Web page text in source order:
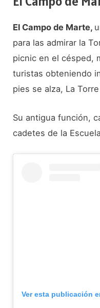
El Campo de Marte,
para las admirar la
picnic en el césped,
turistas obteniendo
pies se alza, La
Su antigua función,
cadetes de la
Ver esta publicación